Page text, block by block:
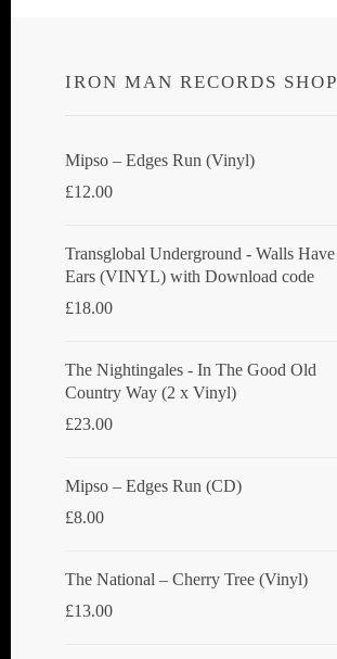
IRON MAN RECORDS SHOP
Mipso ‎– Edges Run (Vinyl)
£12.00
Transglobal Underground - Walls Have
Ears (VINYL) with Download code
£18.00
The Nightingales - In The Good Old
Country Way (2 x Vinyl)
£23.00
Mipso ‎– Edges Run (CD)
£8.00
The National ‎– Cherry Tree (Vinyl)
£13.00